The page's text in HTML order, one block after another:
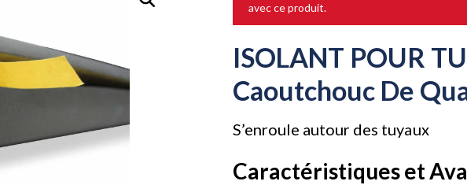
avec ce produit.
ISOLANT POUR
Caoutchouc De
S’enroule autour des tuyaux
Caractéristiques et